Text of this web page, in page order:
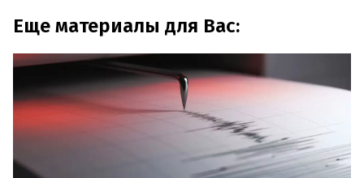
Еще материалы для Вас: